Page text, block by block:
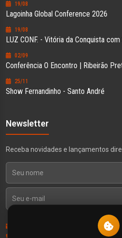
19/08
Lagoinha Global Conference 2026
19/08
LUZ CONF. - Vitória da Conquista
02/09
Conferência O Encontro | Ribeirão
25/11
Show Fernandinho - Santo André
Newsletter
Receba novidades e lançamentos